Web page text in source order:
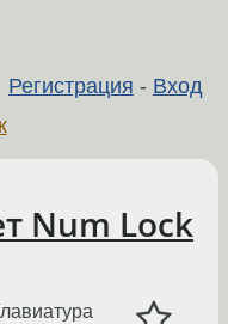
Регистрация - Вход
Num Lock